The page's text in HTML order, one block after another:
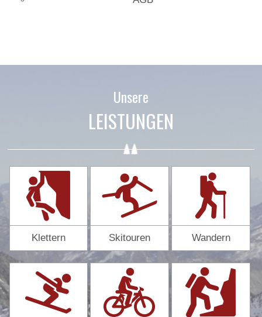
Unsere
LEISTUNGEN
Klettern Skitouren Wandern